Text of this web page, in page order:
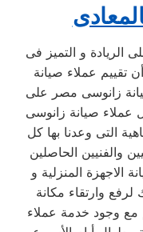
الريادة و التميز فى
تقييم عملاء صيانة
زانوسى مصر على
صيانة زانوسى
التى وعدنا بها كل
والفنيين الحاصلين
الاجهزة المنزلية و
وارتقاء مكانة
مع وجود خدمة عملاء